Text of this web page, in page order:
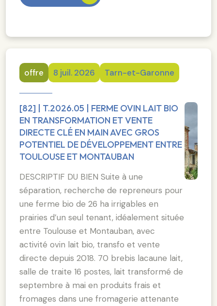
offre 8 juil. 2026 Tarn-et-Garonne
[82] | T.2026.05 | FERME OVIN LAIT BIO
EN TRANSFORMATION ET VENTE
DIRECTE CLÉ EN MAIN AVEC GROS
POTENTIEL DE DÉVELOPPEMENT ENTRE
TOULOUSE ET MONTAUBAN
DESCRIPTIF DU BIEN Suite à une
séparation, recherche de repreneurs pour
une ferme bio de 26 ha irrigables en
prairies d’un seul tenant, idéalement située
entre Toulouse et Montauban, avec
activité ovin lait bio, transfo et vente
directe depuis 2018. 70 brebis lacaune lait,
salle de traite 16 postes, lait transformé de
septembre à mai en produits frais et
fromages dans une fromagerie attenante